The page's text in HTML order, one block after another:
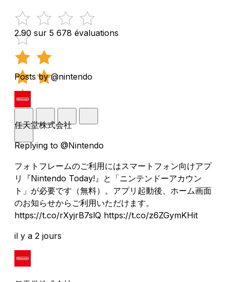
2.90 sur 5 678 évaluations
Posts by @nintendo
任天堂株式会社
Replying to @Nintendo
フォトフレームのご利用にはスマートフォン向けアプ
リ『Nintendo Today!』と「ニンテンドーアカウン
ト」が必要です（無料）。アプリ起動後、ホーム画面
のお知らせからご利用いただけます。
https://t.co/rXyjrB7slQ https://t.co/z6ZGymKHit
il y a 2 jours